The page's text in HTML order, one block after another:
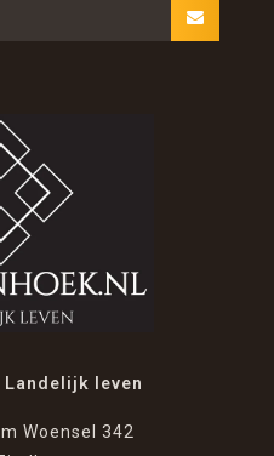
Landelijk leven
Woensel 342